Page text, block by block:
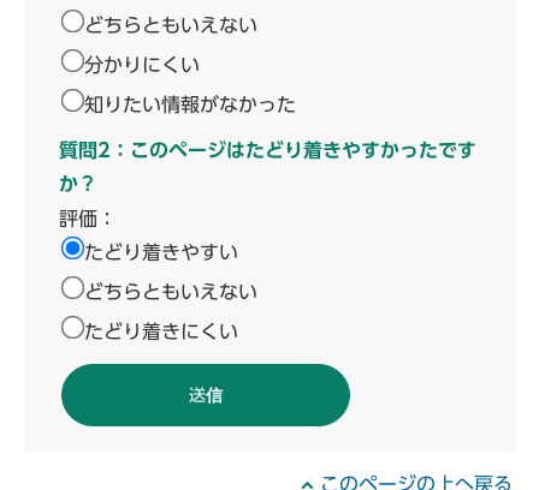
どちらともいえない
分かりにくい
知りたい情報がなかった
質問2：このページはたどり着きやすかったです
か？
評価：
たどり着きやすい
どちらともいえない
たどり着きにくい
このページの上へ戻る